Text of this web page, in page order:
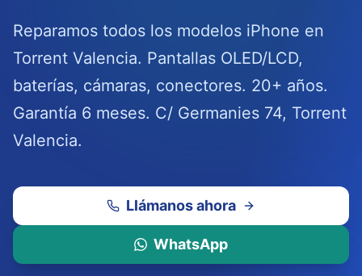
Reparamos todos los modelos iPhone en
Torrent Valencia. Pantallas OLED/LCD,
baterías, cámaras, conectores. 20+ años.
Garantía 6 meses. C/ Germanies 74, Torrent
Valencia.
Llámanos ahora
WhatsApp